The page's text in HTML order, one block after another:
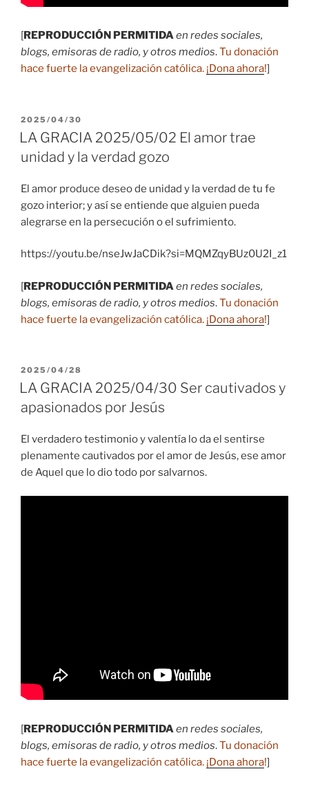
[REPRODUCCIÓN PERMITIDAen redes sociales,
blogs, emisoras de radio, y otros medios.Tu donación
hace fuerte la evangelización católica. ¡Dona ahora!]
PUBLICADO
EL
2025/04/30
LA GRACIA 2025/05/02 El amor trae
unidad y la verdad gozo
El amor produce deseo de unidad y la verdad de tu fe
gozo interior; y así se entiende que alguien pueda
alegrarse en la persecución o el sufrimiento.
https://youtu.be/nseJwJaCDik?si=MQMZqyBUz0U2I_z1
[REPRODUCCIÓN PERMITIDA en redes sociales,
blogs, emisoras de radio, y otros medios.Tu donación
hace fuerte la evangelización católica. ¡Dona ahora!]
PUBLICADO
EL
2025/04/28
LA GRACIA 2025/04/30 Ser cautivados y
apasionados por Jesús
El verdadero testimonio y valentía lo da el sentirse
plenamente cautivados por el amor de Jesús, ese amor
de Aquel que lo dio todo por salvarnos.
[REPRODUCCIÓN PERMITIDAen redes sociales,
blogs, emisoras de radio, y otros medios.Tu donación
hace fuerte la evangelización católica. ¡Dona ahora!]